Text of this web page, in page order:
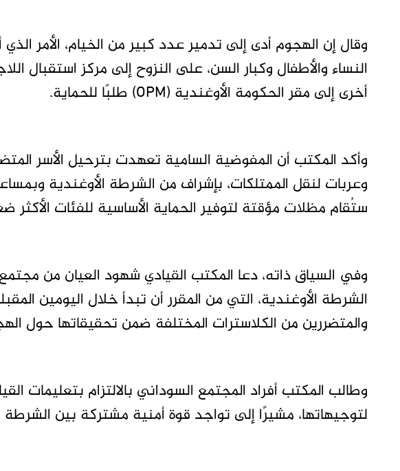
وقال إن الهجوم أدى إلى تدمير عدد كبير من الخيام، الأمر
النساء والأطفال وكبار السن، على النزوح إلى مركز استقبال
أخرى إلى مقر الحكومة الأوغندية (OPM) طلبًا للحماية.
ستُقام مظلات مؤقتة لتوفير الحماية الأساسية للفئات الأكثر
وفي السياق ذاته، دعا المكتب القيادي شهود العيان من مجتمع
الشرطة الأوغندية، التي من المقرر أن تبدأ خلال اليومين
والمتضررين من الكلاسترات المختلفة ضمن تحقيقاتها حول
وطالب المكتب أفراد المجتمع السوداني بالالتزام بتعليمات
لتوجيهاتها، مشيرًا إلى تواجد قوة أمنية مشتركة بين